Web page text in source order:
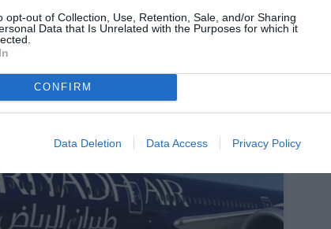
opt-out of Collection, Use, Retention, Sale, and/or Sharing
Data that Is Unrelated with the Purposes for which it
CONFIRM
Data Deletion Data Access Privacy Policy
de la stratégie aviation de l’Arabie saoudite,
club des grands hubs mondiaux d’ici 2030, au
2030.